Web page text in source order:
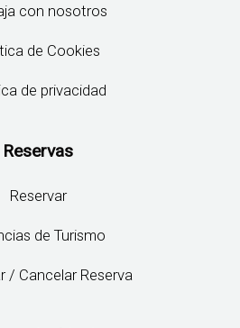
con nosotros
de Cookies
de privacidad
Reservas
Reservar
de Turismo
/ Cancelar Reserva